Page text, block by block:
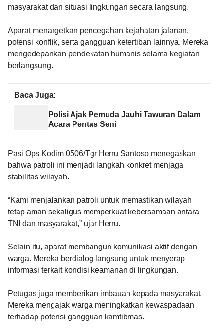
masyarakat dan situasi lingkungan secara langsung.
Aparat menargetkan pencegahan kejahatan jalanan,
potensi konflik, serta gangguan ketertiban lainnya. Mereka
mengedepankan pendekatan humanis selama kegiatan
berlangsung.
Baca Juga:
Polisi Ajak Pemuda Jauhi Tawuran Dalam
Acara Pentas Seni
Pasi Ops Kodim 0506/Tgr Herru Santoso menegaskan
bahwa patroli ini menjadi langkah konkret menjaga
stabilitas wilayah.
“Kami menjalankan patroli untuk memastikan wilayah
tetap aman sekaligus memperkuat kebersamaan antara
TNI dan masyarakat,” ujar Herru.
Selain itu, aparat membangun komunikasi aktif dengan
warga. Mereka berdialog langsung untuk menyerap
informasi terkait kondisi keamanan di lingkungan.
Petugas juga memberikan imbauan kepada masyarakat.
Mereka mengajak warga meningkatkan kewaspadaan
terhadap potensi gangguan kamtibmas.